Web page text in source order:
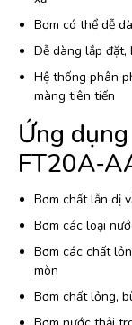
Bơm có thể dễ
Dễ dàng lắp đặt,
Hệ thống phân
màng tiên tiến
Ứng
Bơm chất lẫn dị
Bơm các loại
Bơm các chất
mòn
Bơm chất lỏng,